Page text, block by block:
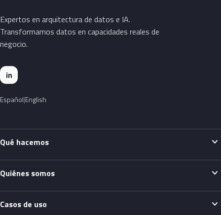
Expertos en arquitectura de datos e IA.
Transformamos datos en capacidades reales de
negocio.
in
Español English
Qué hacemos expand_more
Quiénes somos expand_more
Casos de uso expand_more